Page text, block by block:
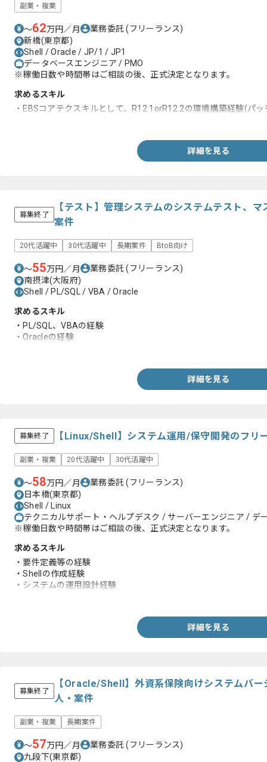
副業・複業
〜62万円／月 業務委託(フリーランス)
新橋(東京都)
Shell / Oracle / JP/1 / JP1
データベースエンジニア / PMO
※稼働日数や時間帯はご相談の後、正式決定となります。
求めるスキル
・EBSコアテクスキルとして、R12.1orR12.2の環境構築経験(パ
詳細を見る
募集終了
【テスト】管理システムのシステムテスト、
案件
20代活躍中 30代活躍中 長期案件 BtoB向け
〜55万円／月 業務委託(フリーランス)
南摂津(大阪府)
Shell / PL/SQL / VBA / Oracle
求めるスキル
・PL/SQL、VBAの経験
・Oracleの経験
詳細を見る
募集終了 【Linux/Shell】システム運用/保守開発のフリ
副業・複業 20代活躍中 30代活躍中
〜58万円／月 業務委託(フリーランス)
日本橋(東京都)
Shell / Linux
テクニカルサポート・ヘルプデスク / サーバーエンジニア / デ
※稼働日数や時間帯はご相談の後、正式決定となります。
求めるスキル
・要件定義等の経験
・Shellの作成経験
・システムの運用設計経験
詳細を見る
募集終了
【Oracle/Shell】外資系保険向けシステムバー
人・案件
副業・複業 長期案件
〜57万円／月 業務委託(フリーランス)
九段下(東京都)